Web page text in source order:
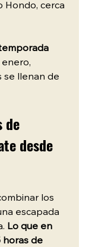
Hondo, cerca
se llenan de
de
desde
los
escapada
Lo que en
horas de